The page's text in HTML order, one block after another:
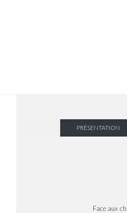
PRÉSENTATION
Face aux